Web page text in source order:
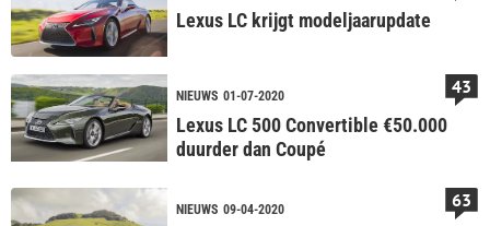
Lexus LC krijgt modeljaarupdate
NIEUWS 01-07-2020
Lexus LC 500 Convertible €50.000
duurder dan Coupé
43
NIEUWS 09-04-2020 63